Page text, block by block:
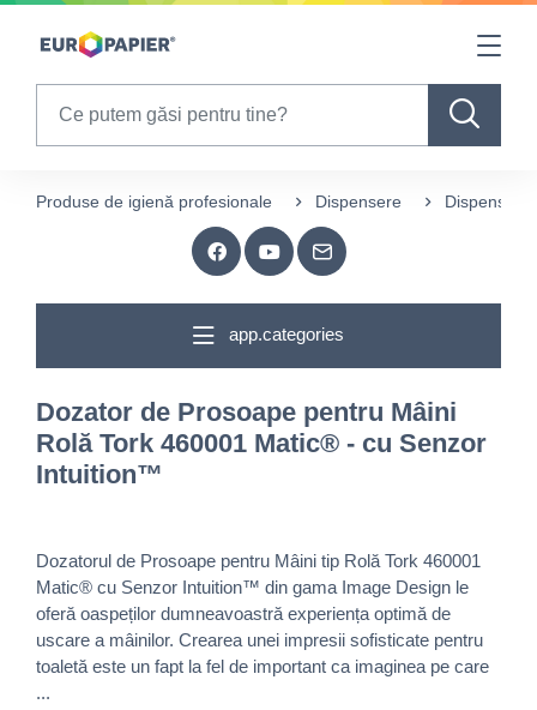
Table Of Content
Produse de igienă profesionale Dispensere
app.categories
Dozator de Prosoape pentru Mâini
Rolă Tork 460001 Matic® - cu Senzor
Intuition™
Dozatorul de Prosoape pentru Mâini tip Rolă Tork 460001
Matic® cu Senzor Intuition™ din gama Image Design le
oferă oaspeților dumneavoastră experiența optimă de
uscare a mâinilor. Crearea unei impresii sofisticate pentru
toaletă este un fapt la fel de important ca imaginea pe care
...